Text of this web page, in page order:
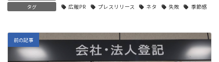
タグ 広報PR プレスリリース ネタ 失敗 季節感
前の記事